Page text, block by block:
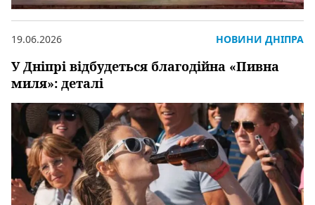
У Дніпрі відбудеться благодійна «Пивна
миля»: деталі
19.06.2026 НОВИНИ ДНІПРА